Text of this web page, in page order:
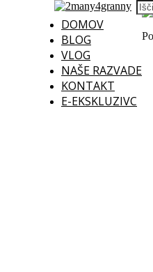
DOMOV
BLOG
VLOG
NAŠE RAZVADE
KONTAKT
E-EKSKLUZIVC